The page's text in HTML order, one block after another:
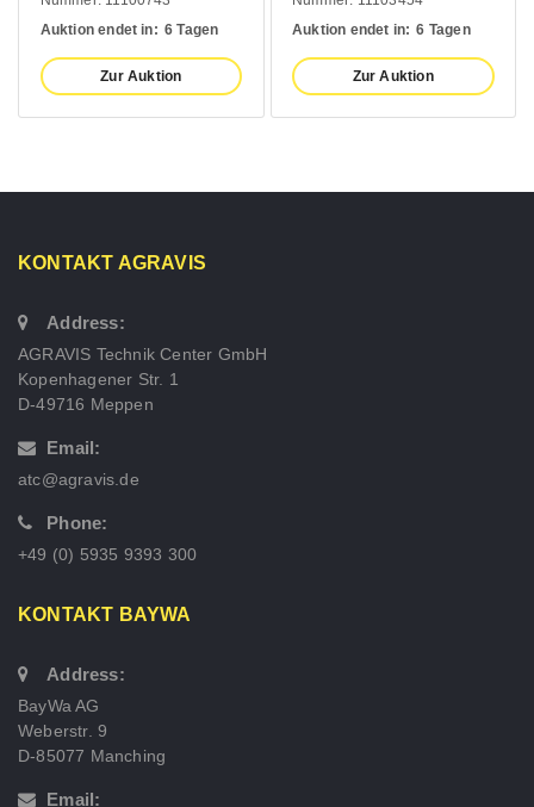
Auktion endet in: 6 Tagen
Zur Auktion
Auktion endet in: 6 Tagen
Zur Auktion
KONTAKT AGRAVIS
Address:
AGRAVIS Technik Center GmbH
Kopenhagener Str. 1
D-49716 Meppen
Email:
atc@agravis.de
Phone:
+49 (0) 5935 9393 300
KONTAKT BAYWA
Address:
BayWa AG
Weberstr. 9
D-85077 Manching
Email: